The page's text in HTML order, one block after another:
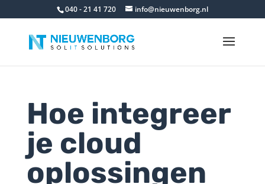
040 - 21 41 720 info@nieuwenborg.nl
Hoe integreer
je cloud
oplossingen